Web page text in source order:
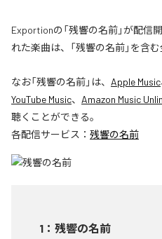
Exportionの「残響の名前」が配
れた楽曲は、「残響の名前」を含む
なお「残響の名前」は、 Apple Music
YouTube Music、 Amazon Music
聴くことができる。
各配信サービス： 残響の名前
1 ： 残響の名前